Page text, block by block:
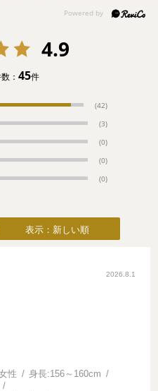
4.9
： 45件
(42)
(3)
(0)
(0)
(0)
表示：新しい順
2026.8.1
性 身長:156～160cm